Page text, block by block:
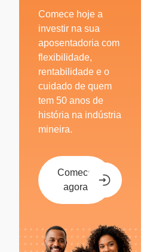
Comece hoje a
investir na sua
aposentadoria com
flexibilidade,
rentabilidade e o
cuidado de quem
tem 50 anos de
história na indústria
mineira.
Comece
agora